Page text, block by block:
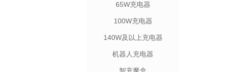
65W充电器
100W充电器
140W及以上充电器
机器人充电器